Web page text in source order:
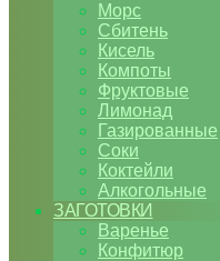
Морс
Сбитень
Кисель
Компоты
Фруктовые
Лимонад
Газированные
Соки
Коктейли
Алкогольные
ЗАГОТОВКИ
Варенье
Конфитюр